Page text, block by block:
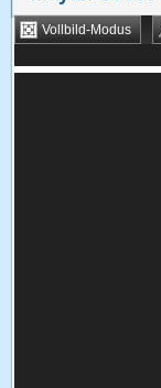
Vollbild-Modus